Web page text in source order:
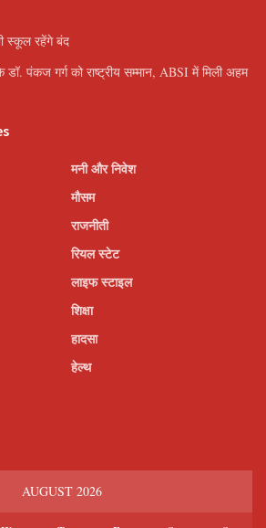
स्कूल रहेंगे बंद
पंकज गर्ग को राष्ट्रीय सम्मान, ABSI में मिली अहम
मनी और निवेश
मौसम
राजनीती
रियल स्टेट
लाइफ स्टाइल
शिक्षा
हादसा
हेल्थ
AUGUST 2026